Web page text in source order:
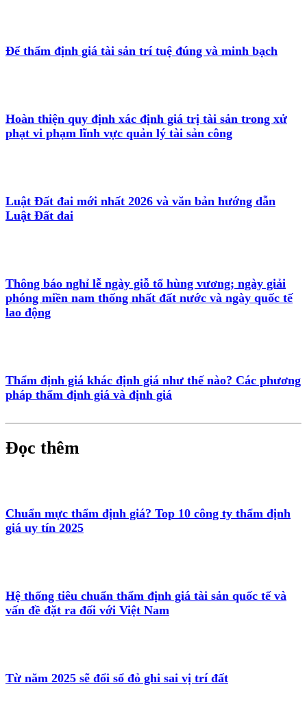
Để thẩm định giá tài sản trí tuệ đúng và minh bạch
Hoàn thiện quy định xác định giá trị tài sản trong xử
phạt vi phạm lĩnh vực quản lý tài sản công
Luật Đất đai mới nhất 2026 và văn bản hướng dẫn
Luật Đất đai
Thông báo nghỉ lễ ngày giỗ tổ hùng vương; ngày giải
phóng miền nam thống nhất đất nước và ngày quốc tế
lao động
Thẩm định giá khác định giá như thế nào? Các phương
pháp thẩm định giá và định giá
Đọc thêm
Chuẩn mực thẩm định giá? Top 10 công ty thẩm định
giá uy tín 2025
Hệ thống tiêu chuẩn thẩm định giá tài sản quốc tế và
vấn đề đặt ra đối với Việt Nam
Từ năm 2025 sẽ đổi sổ đỏ ghi sai vị trí đất